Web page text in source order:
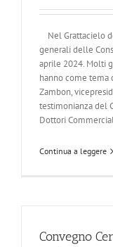
Nel Grattacielo
generali delle
aprile 2024. Molti
hanno come tema
Zambon,
testimonianza del
Dottori
Continua a leggere
Convegno